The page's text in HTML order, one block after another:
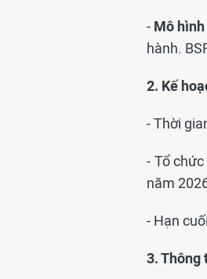
- Mô
hành.
2. Kế
- Thời
- Tổ
năm
- Hạn
3.Thông